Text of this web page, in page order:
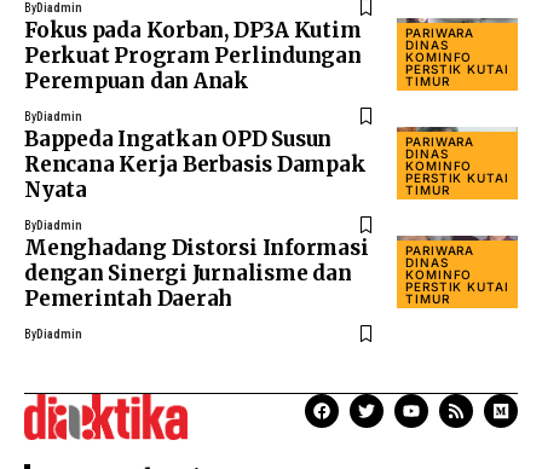
ByDiadmin
PARIWARA
DINAS
KOMINFO
PERSTIK KUTAI
TIMUR
Fokus pada Korban, DP3A Kutim
Perkuat Program Perlindungan
Perempuan dan Anak
ByDiadmin
PARIWARA
DINAS
KOMINFO
PERSTIK KUTAI
TIMUR
Bappeda Ingatkan OPD Susun
Rencana Kerja Berbasis Dampak
Nyata
ByDiadmin
PARIWARA
DINAS
KOMINFO
PERSTIK KUTAI
TIMUR
Menghadang Distorsi Informasi
dengan Sinergi Jurnalisme dan
Pemerintah Daerah
ByDiadmin